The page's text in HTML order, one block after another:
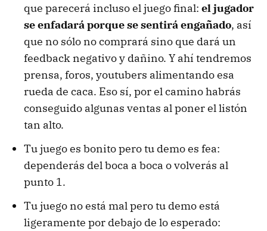
que parecerá incluso el juego final: el jugador
se enfadará porque se sentirá engañado, así
que no sólo no comprará sino que dará un
feedback negativo y dañino. Y ahí tendremos
prensa, foros, youtubers alimentando esa
rueda de caca. Eso sí, por el camino habrás
conseguido algunas ventas al poner el listón
tan alto.
Tu juego es bonito pero tu demo es fea:
dependerás del boca a boca o volverás al
punto 1.
Tu juego no está mal pero tu demo está
ligeramente por debajo de lo esperado: